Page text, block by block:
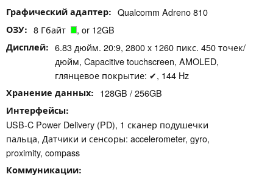
Графический адаптер Qualcomm Adreno 810
ОЗУ 8 Гбайт , or 12GB
Дисплей
6.83 дюйм. 20:9, 2800 x 1260 пикс. 450 точек/
дюйм, Capacitive touchscreen, AMOLED,
глянцевое покрытие: ✔, 144 Hz
Хранение данных 128GB / 256GB
Интерфейсы
USB-C Power Delivery (PD), 1 сканер подушечки
пальца, Датчики и сенсоры: accelerometer, gyro,
proximity, compass
Коммуникации